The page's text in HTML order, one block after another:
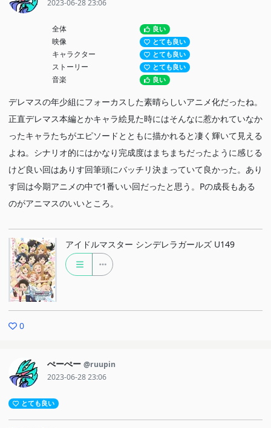
2023-06-28 23:06
全体 良い
映像 とても良い
キャラクター とても良い
ストーリー とても良い
音楽 良い
デレマスの年少組にフォーカスした素晴らしいアニメ化だったね。
正直デレマス本編とかキャラ絵見た時にはそんなに惹かれていなか
ったキャラたちがエピソードとともに描かれると凄く輝いて見える
よね。シナリオ的にはかなり完成度はまちまちだったように感じる
けど良い回はありす回筆頭にバッチリ決まっていて良かった。あり
す回は今期アニメの中で1番いい回だったと思う。Pの成長もある
のがアニマスのいいところ。
アイドルマスター シンデレラガールズ U149
0
ぺーぺー @ruupin
2023-06-28 23:06
とても良い